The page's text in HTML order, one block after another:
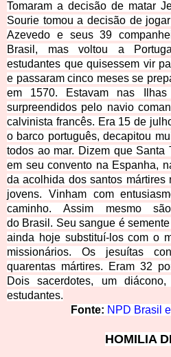
Tomaram a decisão de matar
Sourie tomou a decisão de
Azevedo e seus 39
Brasil, mas voltou a
estudantes que quisessem vir
e passaram cinco meses se
em 1570. Estavam nas Ilhas
surpreendidos pelo navio
calvinista francês. Era 15 de
o barco português, decapitou
todos ao mar. Dizem que Santa
em seu convento na Espanha,
da acolhida dos santos mártires
jovens. Vinham com
caminho. Assim mesmo
do Brasil. Seu sangue é
ainda hoje substituí-los com o
missionários. Os jesuítas
quarentas mártires. Eram 32
Dois sacerdotes, um
estudantes.
Fonte: NPD Brasil
HOMILIA